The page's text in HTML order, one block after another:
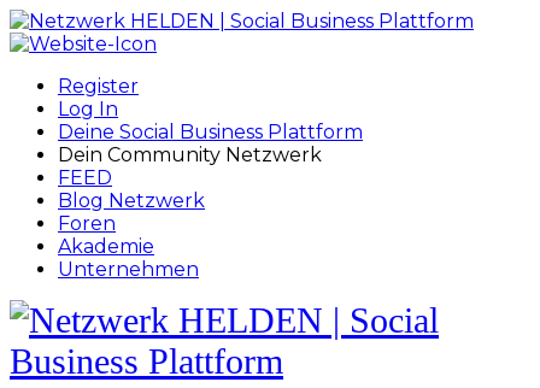
Toggle
Side
Register
Log In
Deine Social Business Plattform
Dein Community Netzwerk
FEED
Blog Netzwerk
Foren
Akademie
Unternehmen
Toggle
Side
Panel